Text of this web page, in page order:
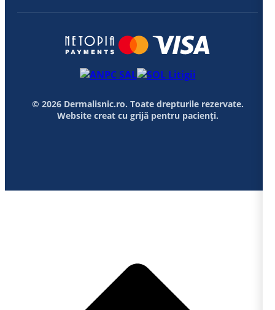
© 2026 Dermalisnic.ro. Toate drepturile rezervate.
Website creat cu grijă pentru pacienți.